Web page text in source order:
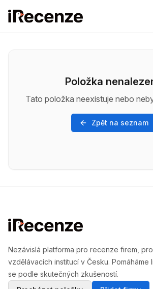
Položka
Tato položka neexistuje nebo
Zpět na seznam
Nezávislá platforma pro recenze firem,
vzdělávacích institucí v Česku.
se podle skutečných zkušeností.